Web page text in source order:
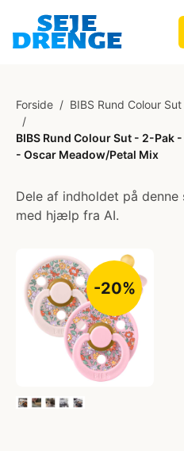
Forside / BIBS Rund Colour
/
BIBS Rund Colour Sut - 2-Pak
- Oscar Meadow/Petal Mix
Dele af indholdet på
med hjælp fra AI.
-20%